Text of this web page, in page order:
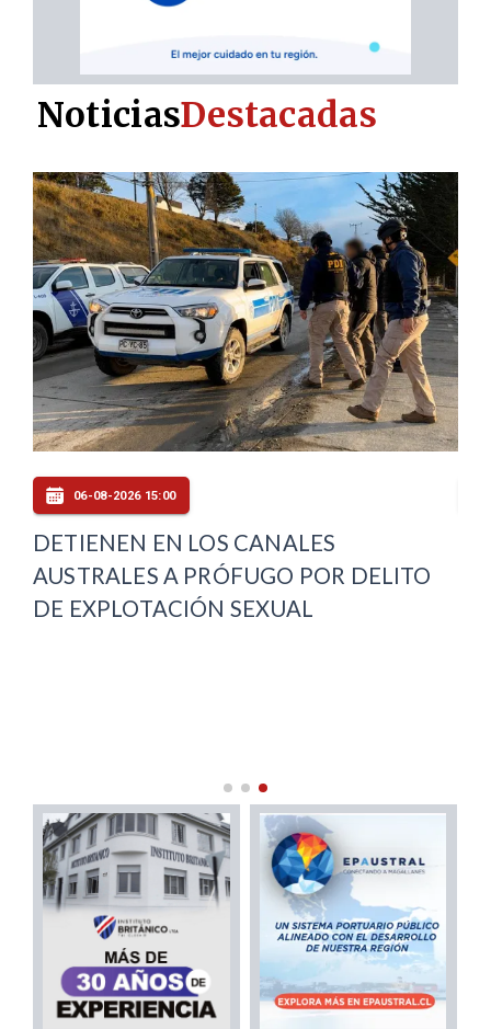
06-08-2026 15:00
DETIENEN EN LOS CANALES
AUSTRALES A PRÓFUGO POR DELITO
DE EXPLOTACIÓN SEXUAL
NoticiasDestacadas